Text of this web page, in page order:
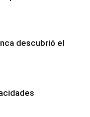
descubrió el